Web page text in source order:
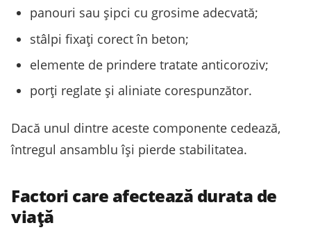
panouri sau șipci cu grosime adecvată;
stâlpi fixați corect în beton;
elemente de prindere tratate anticoroziv;
porți reglate și aliniate corespunzător.
Dacă unul dintre aceste componente cedează,
întregul ansamblu își pierde stabilitatea.
Factori care afectează durata de
viață